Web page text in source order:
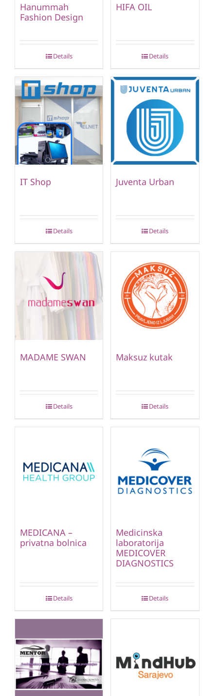
Hanummah
Fashion Design
Details
HIFA OIL
Details
IT Shop
Details
Juventa Urban
Details
MADAME SWAN
Details
Maksuz kutak
Details
MEDICANA –
privatna bolnica
Details
Medicinska
laboratorija
MEDICOVER
DIAGNOSTICS
Details